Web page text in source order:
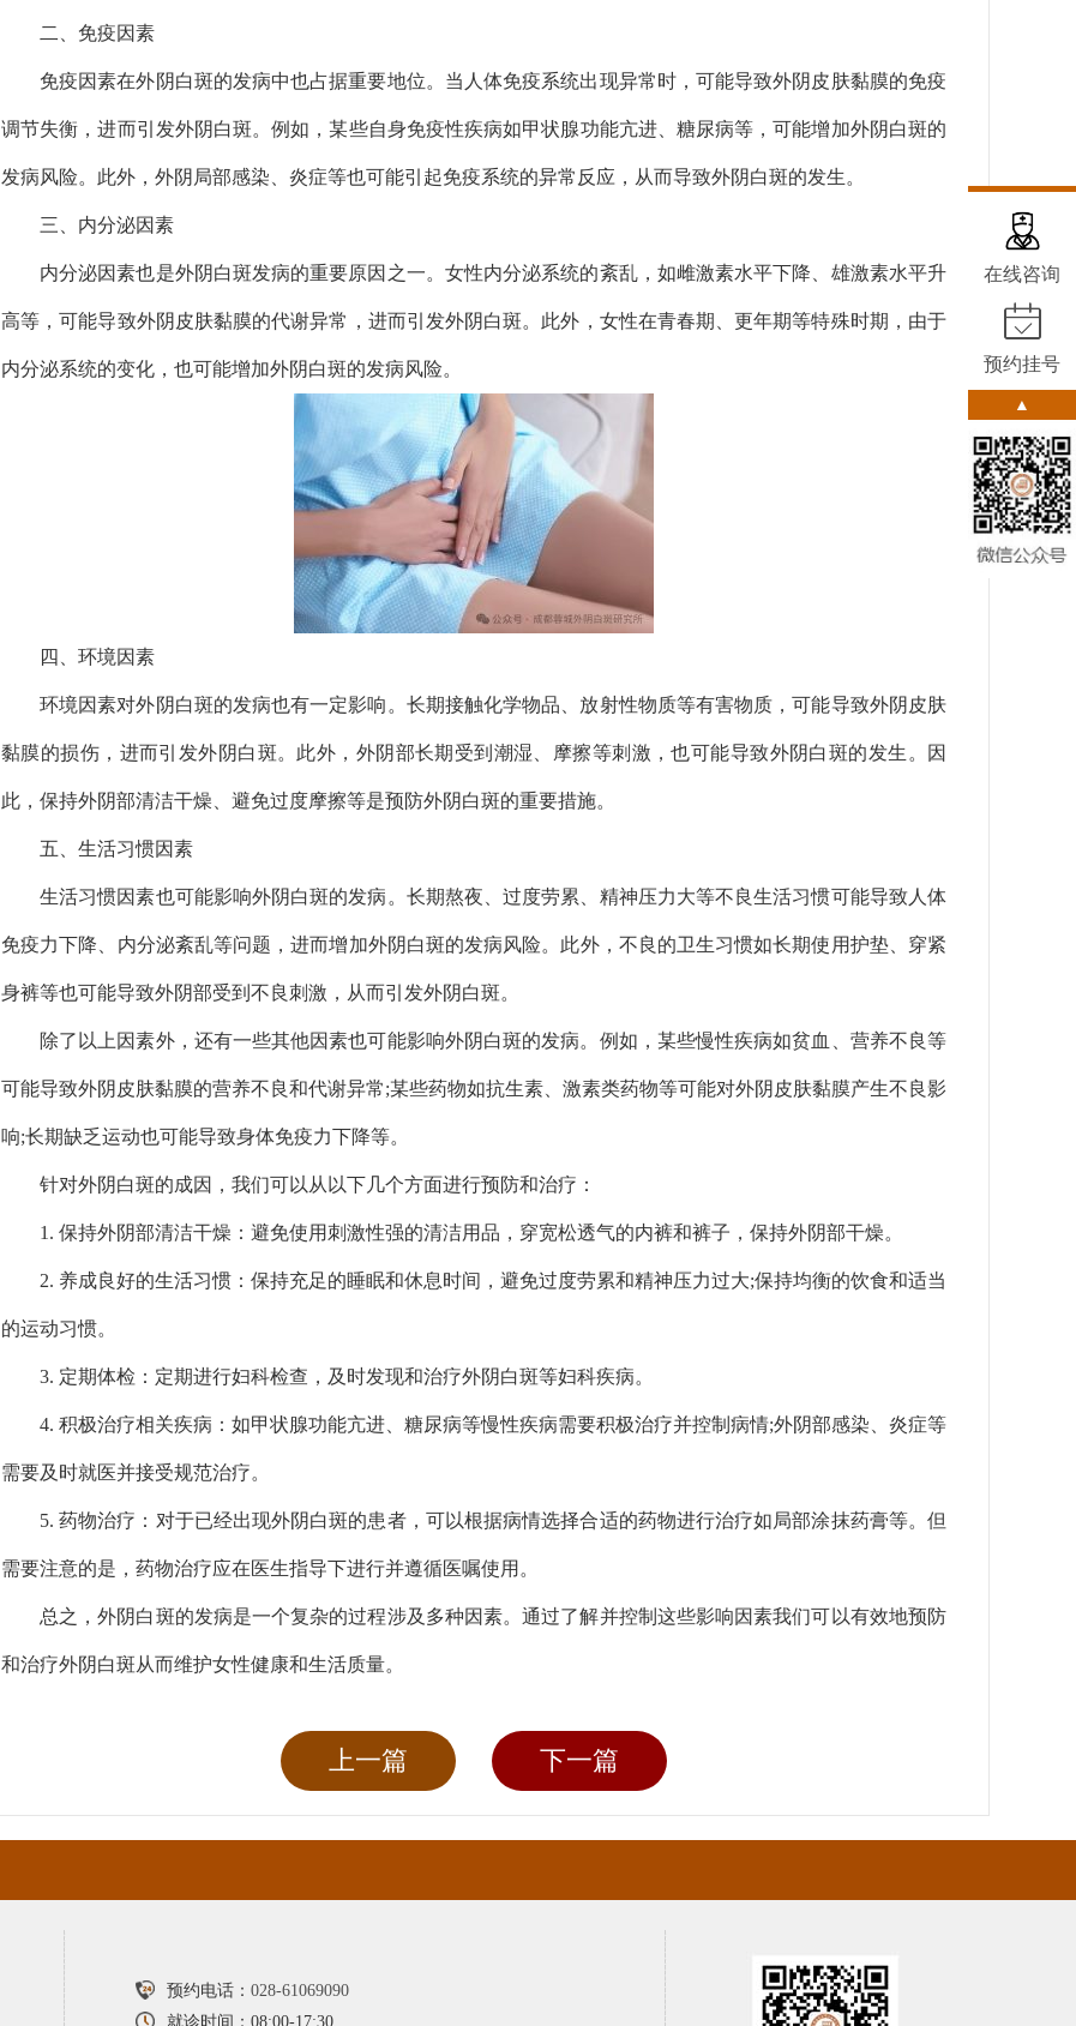
二、免疫因素
免疫因素在外阴白斑的发病中也占据重要地位。当人体免疫系统出现异常时，可能导致外阴皮肤黏膜的免疫
调节失衡，进而引发外阴白斑。例如，某些自身免疫性疾病如甲状腺功能亢进、糖尿病等，可能增加外阴白斑的
发病风险。此外，外阴局部感染、炎症等也可能引起免疫系统的异常反应，从而导致外阴白斑的发生。
三、内分泌因素
内分泌因素也是外阴白斑发病的重要原因之一。女性内分泌系统的紊乱，如雌激素水平下降、雄激素水平升
高等，可能导致外阴皮肤黏膜的代谢异常，进而引发外阴白斑。此外，女性在青春期、更年期等特殊时期，由于
内分泌系统的变化，也可能增加外阴白斑的发病风险。
四、环境因素
环境因素对外阴白斑的发病也有一定影响。长期接触化学物品、放射性物质等有害物质，可能导致外阴皮肤
黏膜的损伤，进而引发外阴白斑。此外，外阴部长期受到潮湿、摩擦等刺激，也可能导致外阴白斑的发生。因
此，保持外阴部清洁干燥、避免过度摩擦等是预防外阴白斑的重要措施。
五、生活习惯因素
生活习惯因素也可能影响外阴白斑的发病。长期熬夜、过度劳累、精神压力大等不良生活习惯可能导致人体
免疫力下降、内分泌紊乱等问题，进而增加外阴白斑的发病风险。此外，不良的卫生习惯如长期使用护垫、穿紧
身裤等也可能导致外阴部受到不良刺激，从而引发外阴白斑。
除了以上因素外，还有一些其他因素也可能影响外阴白斑的发病。例如，某些慢性疾病如贫血、营养不良等
可能导致外阴皮肤黏膜的营养不良和代谢异常;某些药物如抗生素、激素类药物等可能对外阴皮肤黏膜产生不良影
响;长期缺乏运动也可能导致身体免疫力下降等。
针对外阴白斑的成因，我们可以从以下几个方面进行预防和治疗：
1. 保持外阴部清洁干燥：避免使用刺激性强的清洁用品，穿宽松透气的内裤和裤子，保持外阴部干燥。
2. 养成良好的生活习惯：保持充足的睡眠和休息时间，避免过度劳累和精神压力过大;保持均衡的饮食和适当
的运动习惯。
3. 定期体检：定期进行妇科检查，及时发现和治疗外阴白斑等妇科疾病。
4. 积极治疗相关疾病：如甲状腺功能亢进、糖尿病等慢性疾病需要积极治疗并控制病情;外阴部感染、炎症等
需要及时就医并接受规范治疗。
5. 药物治疗：对于已经出现外阴白斑的患者，可以根据病情选择合适的药物进行治疗如局部涂抹药膏等。但
需要注意的是，药物治疗应在医生指导下进行并遵循医嘱使用。
总之，外阴白斑的发病是一个复杂的过程涉及多种因素。通过了解并控制这些影响因素我们可以有效地预防
和治疗外阴白斑从而维护女性健康和生活质量。
上一篇 下一篇
预约电话： 028-61069090
就诊时间：08:00-17:30
在线咨询
预约挂号
▲